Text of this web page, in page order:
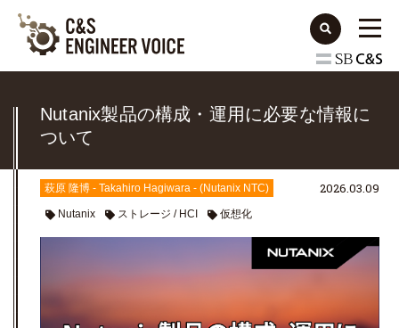
Nutanix製品の構成・運用に必要な情報に
ついて
萩原 隆博 - Takahiro Hagiwara - (Nutanix NTC)
Nutanix ストレージ / HCI 仮想化
2026.03.09